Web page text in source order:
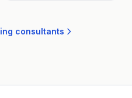
consultants